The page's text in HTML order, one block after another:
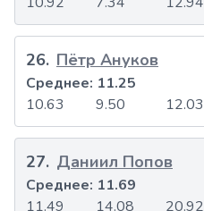
26. Пётр Ануков
10.63 9.50 12.03
Среднее: 11.25
27. Даниил Попов
11.49 14.08 20.92
Среднее: 11.69